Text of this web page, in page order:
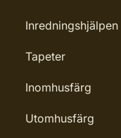
Inredningshjälpen
Tapeter
Inomhusfärg
Utomhusfärg